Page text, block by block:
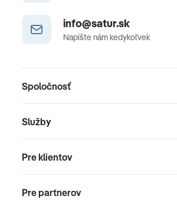
info@satur.sk
Napíšte nám kedykoľvek
Spoločnosť
Služby
Pre klientov
Pre partnerov